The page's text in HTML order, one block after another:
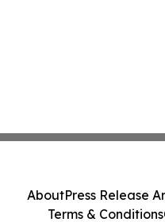
AboutPress Release
Terms & Conditions